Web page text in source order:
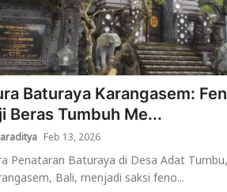
Baturaya Karangasem:
Beras Tumbuh Me...
Feb 13, 2026
Penataran Baturaya di Desa Adat Tumbu,
Bali, menjadi saksi feno...